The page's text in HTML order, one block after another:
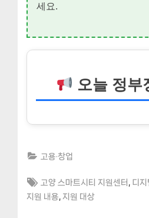
세요.
오늘 정부
고용·창업
Tags:
고양 스마트시티 지원센터 디지
지원 내용 지원 대상